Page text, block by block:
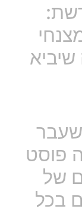
פוסט
של
בכל